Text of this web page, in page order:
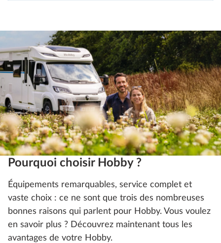
Pourquoi choisir Hobby ?
Équipements remarquables, service complet et
vaste choix : ce ne sont que trois des nombreuses
bonnes raisons qui parlent pour Hobby. Vous voulez
en savoir plus ? Découvrez maintenant tous les
avantages de votre Hobby.